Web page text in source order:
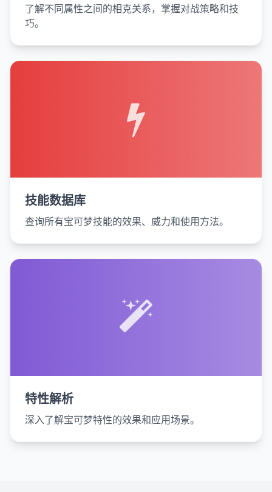
了解不同属性之间的相克关系，掌握对战策略和技
巧。
技能数据库
查询所有宝可梦技能的效果、威力和使用方法。
特性解析
深入了解宝可梦特性的效果和应用场景。